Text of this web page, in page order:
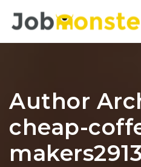
Author
cheap-
makers2913